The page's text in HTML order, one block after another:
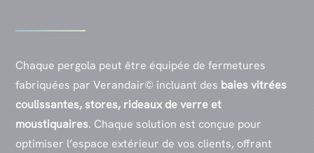
Chaque pergola peut être équipée de fermetures
fabriquées par Verandair© incluant des baies vitrées
coulissantes, stores, rideaux de verre et
moustiquaires. Chaque solution est conçue pour
optimiser l’espace extérieur de vos clients, offrant